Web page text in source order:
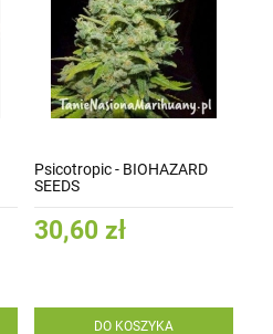
Psicotropic - BIOHAZARD
SEEDS
30,60 zł
DO KOSZYKA